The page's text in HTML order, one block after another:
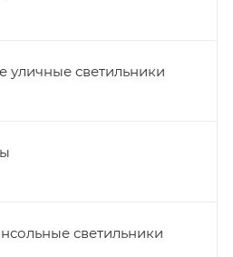
уличные светильники
светильники